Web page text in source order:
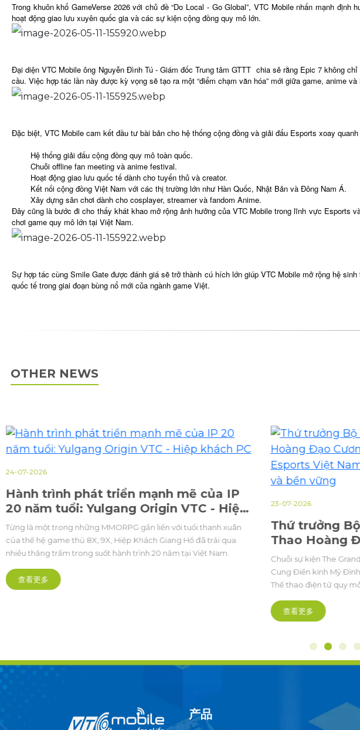
Trong khuôn khổ GameVerse 2026 với chủ đề “Do Local - Go Global”, VTC Mobile nhấn mạnh
hoạt động giao lưu xuyên quốc gia và các sự kiện cộng đồng quy mô lớn.
Đại diện VTC Mobile ông Nguyễn Đình Tú - Giám đốc Trung tâm GTTT chia sẻ rằng Epic 7 không
cầu. Việc hợp tác lần này được kỳ vọng sẽ tạo ra một “điểm chạm văn hóa” mới giữa game, anime
Đặc biệt, VTC Mobile cam kết đầu tư bài bản cho hệ thống cộng đồng và giải đấu Esports xoay
Hệ thống giải đấu cộng đồng quy mô toàn quốc.
Chuỗi offline fan meeting và anime festival.
Hoạt động giao lưu quốc tế dành cho tuyển thủ và creator.
Kết nối cộng đồng Việt Nam với các thị trường lớn như Hàn Quốc, Nhật Bản và Đông Nam Á.
Xây dựng sân chơi dành cho cosplayer, streamer và fandom Anime.
Đây cũng là bước đi cho thấy khát khao mở rộng ảnh hưởng của VTC Mobile trong lĩnh vực Esports
chơi game quy mô lớn tại Việt Nam.
Sự hợp tác cùng Smile Gate được đánh giá sẽ trở thành cú hích lớn giúp VTC Mobile mở rộng hệ
quốc tế trong giai đoạn bùng nổ mới của ngành game Việt.
OTHER NEWS
24-07-2026
Hành trình phát triển mạnh mẽ của IP
20 năm tuổi: Yulgang Origin VTC - Hiệp
khách PC
Từng là một trong những MMORPG gắn liền với tuổi thanh xuân
của thế hệ game thủ 8X, 9X, Hiệp Khách Giang Hồ đã trải qua
nhiều thăng trầm trong suốt hành trình 20 năm tại Việt Nam.
查看更多
23-07-2026
Thứ trưởng
Thao Hoàng
sinh thái
chuyên
Chuỗi sự kiện The
Cung Điền kinh Mỹ
Thể thao điện tử quy
hướng chuyên nghiệp
查看更多
产品